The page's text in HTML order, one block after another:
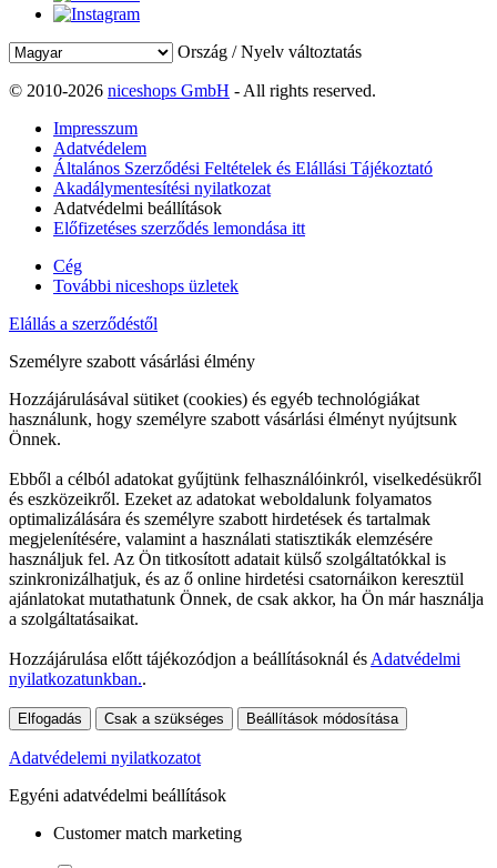
Ország / Nyelv változtatás
© 2010-2026 niceshops GmbH - All rights reserved.
Impresszum
Adatvédelem
Általános Szerződési Feltételek és Elállási Tájékoztató
Akadálymentesítési nyilatkozat
Adatvédelmi beállítások
Előfizetéses szerződés lemondása itt
Cég
További niceshops üzletek
Elállás a szerződéstől
Személyre szabott vásárlási élmény
Hozzájárulásával sütiket (cookies) és egyéb technológiákat
használunk, hogy személyre szabott vásárlási élményt nyújtsunk
Önnek.
Ebből a célból adatokat gyűjtünk felhasználóinkról, viselkedésükről
és eszközeikről. Ezeket az adatokat weboldalunk folyamatos
optimalizálására és személyre szabott hirdetések és tartalmak
megjelenítésére, valamint a használati statisztikák elemzésére
használjuk fel. Az Ön titkosított adatait külső szolgáltatókkal is
szinkronizálhatjuk, és az ő online hirdetési csatornáikon keresztül
ajánlatokat mutathatunk Önnek, de csak akkor, ha Ön már használja
a szolgáltatásaikat.
Hozzájárulása előtt tájékozódjon a beállításoknál és Adatvédelmi
nyilatkozatunkban..
Elfogadás Csak a szükséges Beállítások módosítása
Adatvédelemi nyilatkozatot
Egyéni adatvédelmi beállítások
Customer match marketing